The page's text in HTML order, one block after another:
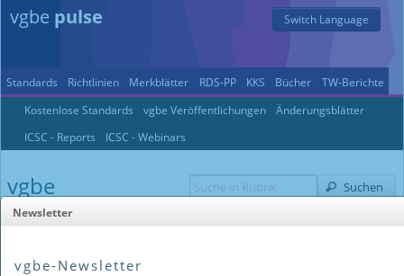
Newsletter
vgbe-Newsletter
Switch Language
vgbe pulse
Standards Richtlinien Merkblätter RDS-PP KKS Bücher
TW-Berichte
Journal
Öffentlich
Kostenlose Standards vgbe Veröffentlichungen
Änderungsblätter
ICSC - Reports
ICSC - Webinars
vgbe
Veröffentlichungen
Suchen
Sortieren